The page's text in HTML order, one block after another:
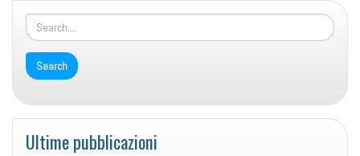
Ultime pubblicazioni